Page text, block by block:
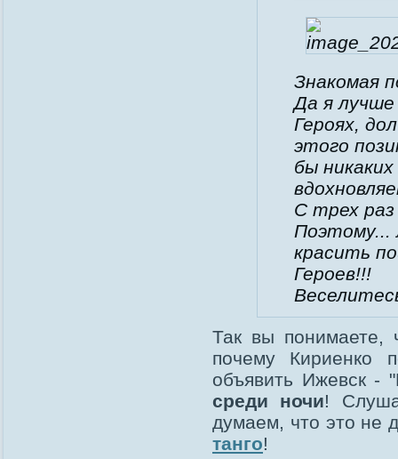
Знакомая
Да я лучше
Героях,
этого
бы
С трех раз
Поэтому...
красить
Героев!!!
Так вы понимаете,
почему Кириенко
объявить Ижевск -
среди ночи!
думаем, что это не
танго!